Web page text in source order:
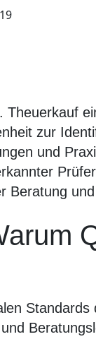
zur
und
Beratung